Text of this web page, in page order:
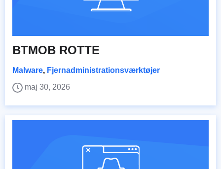
BTMOB ROTTE
Malware, Fjernadministrationsværktøjer
maj 30, 2026